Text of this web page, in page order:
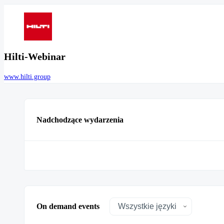
Hilti-Webinar
www.hilti.group
Nadchodzące wydarzenia
On demand events